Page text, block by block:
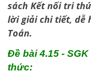
sách Kết nối tri
lời giải chi tiết, dễ
Toán.
Đề bài 4.15 -
thức: